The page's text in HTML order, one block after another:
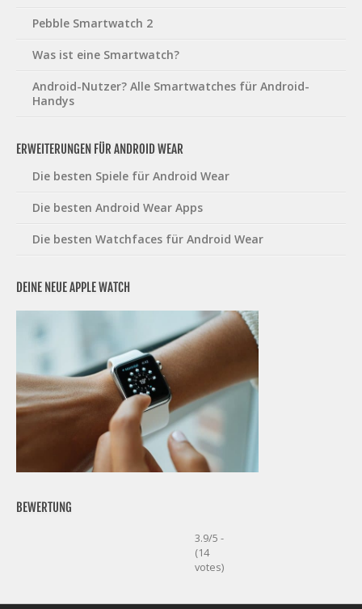
Pebble Smartwatch 2
Was ist eine Smartwatch?
Android-Nutzer? Alle Smartwatches für Android-
Handys
ERWEITERUNGEN FÜR ANDROID WEAR
Die besten Spiele für Android Wear
Die besten Android Wear Apps
Die besten Watchfaces für Android Wear
DEINE NEUE APPLE WATCH
BEWERTUNG
3.9/5 -
(14
votes)